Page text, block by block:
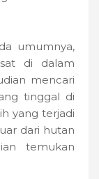
umumnya,
di dalam
mencari
tinggal di
yang terjadi
dari hutan
temukan